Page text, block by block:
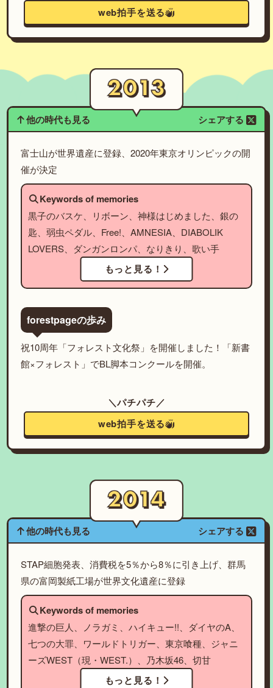
web拍手を送る
他の時代も見る シェアする
富士山が世界遺産に登録、2020年東京オリンピックの開
催が決定
Keywords of memories
黒子のバスケ、リボーン、神様はじめました、銀の
匙、弱虫ペダル、Free!、AMNESIA、DIABOLIK
LOVERS、ダンガンロンパ、なりきり、歌い手
もっと見る！
forestpageの歩み
祝10周年「フォレスト文化祭」を開催しました！「新書
館×フォレスト」でBL脚本コンクールを開催。
＼パチパチ／
web拍手を送る
他の時代も見る シェアする
STAP細胞発表、消費税を5％から8％に引き上げ、群馬
県の富岡製紙工場が世界文化遺産に登録
Keywords of memories
進撃の巨人、ノラガミ、ハイキュー!!、ダイヤのA、
七つの大罪、ワールドトリガー、東京喰種、ジャニ
ーズWEST（現・WEST.）、乃木坂46、切甘
もっと見る！